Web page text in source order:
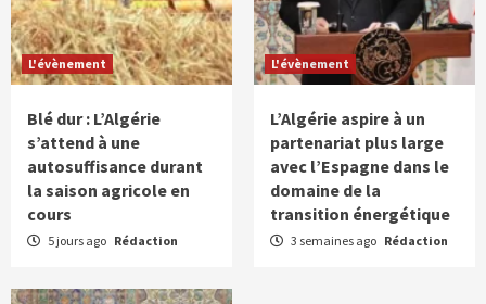
L'évènement
Blé dur : L’Algérie
s’attend à une
autosuffisance durant
la saison agricole en
cours
5 jours ago Rédaction
L'évènement
L’Algérie aspire à un
partenariat plus large
avec l’Espagne dans le
domaine de la
transition énergétique
3 semaines ago Rédaction